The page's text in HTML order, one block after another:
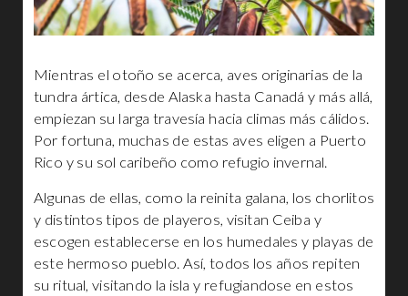
Mientras el otoño se acerca, aves originarias de la
tundra ártica, desde Alaska hasta Canadá y más allá,
empiezan su larga travesía hacia climas más cálidos.
Por fortuna, muchas de estas aves eligen a Puerto
Rico y su sol caribeño como refugio invernal.
Algunas de ellas, como la reinita galana, los chorlitos
y distintos tipos de playeros, visitan Ceiba y
escogen establecerse en los humedales y playas de
este hermoso pueblo. Así, todos los años repiten
su ritual, visitando la isla y refugiandose en estos